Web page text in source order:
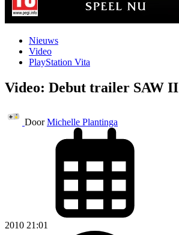
Nieuws
Video
PlayStation Vita
Video: Debut trailer SAW II
Door Michelle Plantinga
2010 21:01